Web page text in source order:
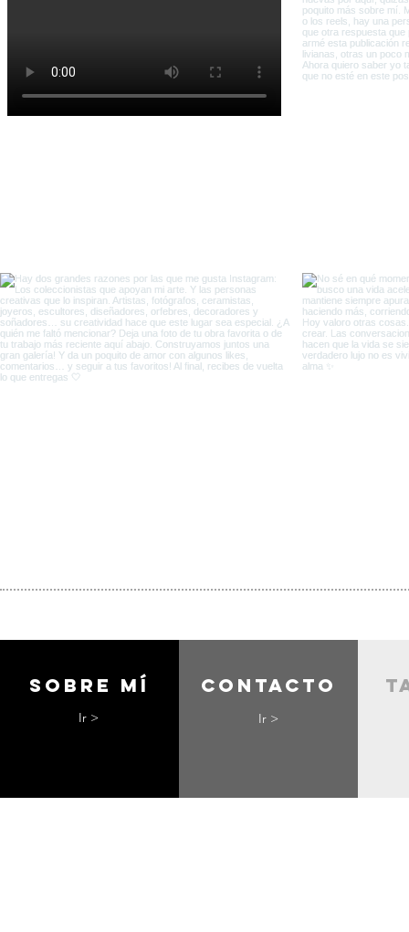
Sobre mí
Ir >
contacto
Ir >